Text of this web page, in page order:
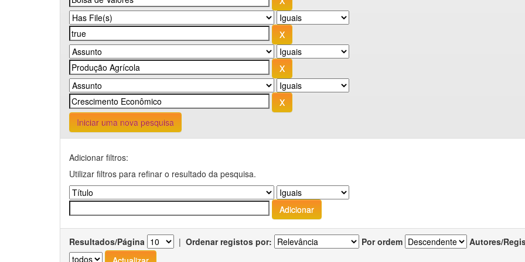
Iniciar uma nova pesquisa
Adicionar filtros:
Utilizar filtros para refinar o resultado da pesquisa.
Resultados/Página | Ordenar registos por: Por ordem Autores/